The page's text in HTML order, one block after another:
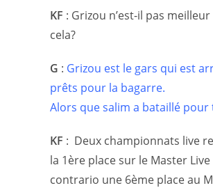
KF : Grizou n’est-il pas
cela?
G : Grizou est le gars qui est
prêts pour la bagarre.
Alors que salim a bataillé
KF : Deux championnats live
la 1ère place sur le Master
contrario une 6ème place au